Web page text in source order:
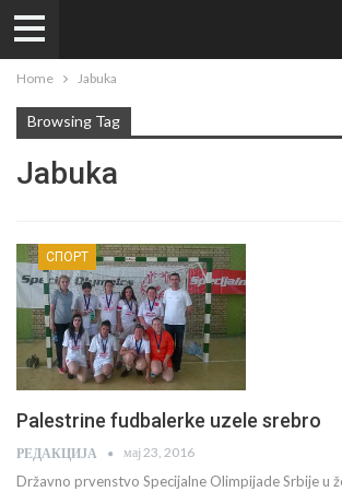
Home Jabuka
Browsing Tag
Jabuka
СПОРТ
Palestrine fudbalerke uzele srebro
РЕДАКЦИЈА мај 23, 2016
Državno prvenstvo Specijalne Olimpijade Srbije u